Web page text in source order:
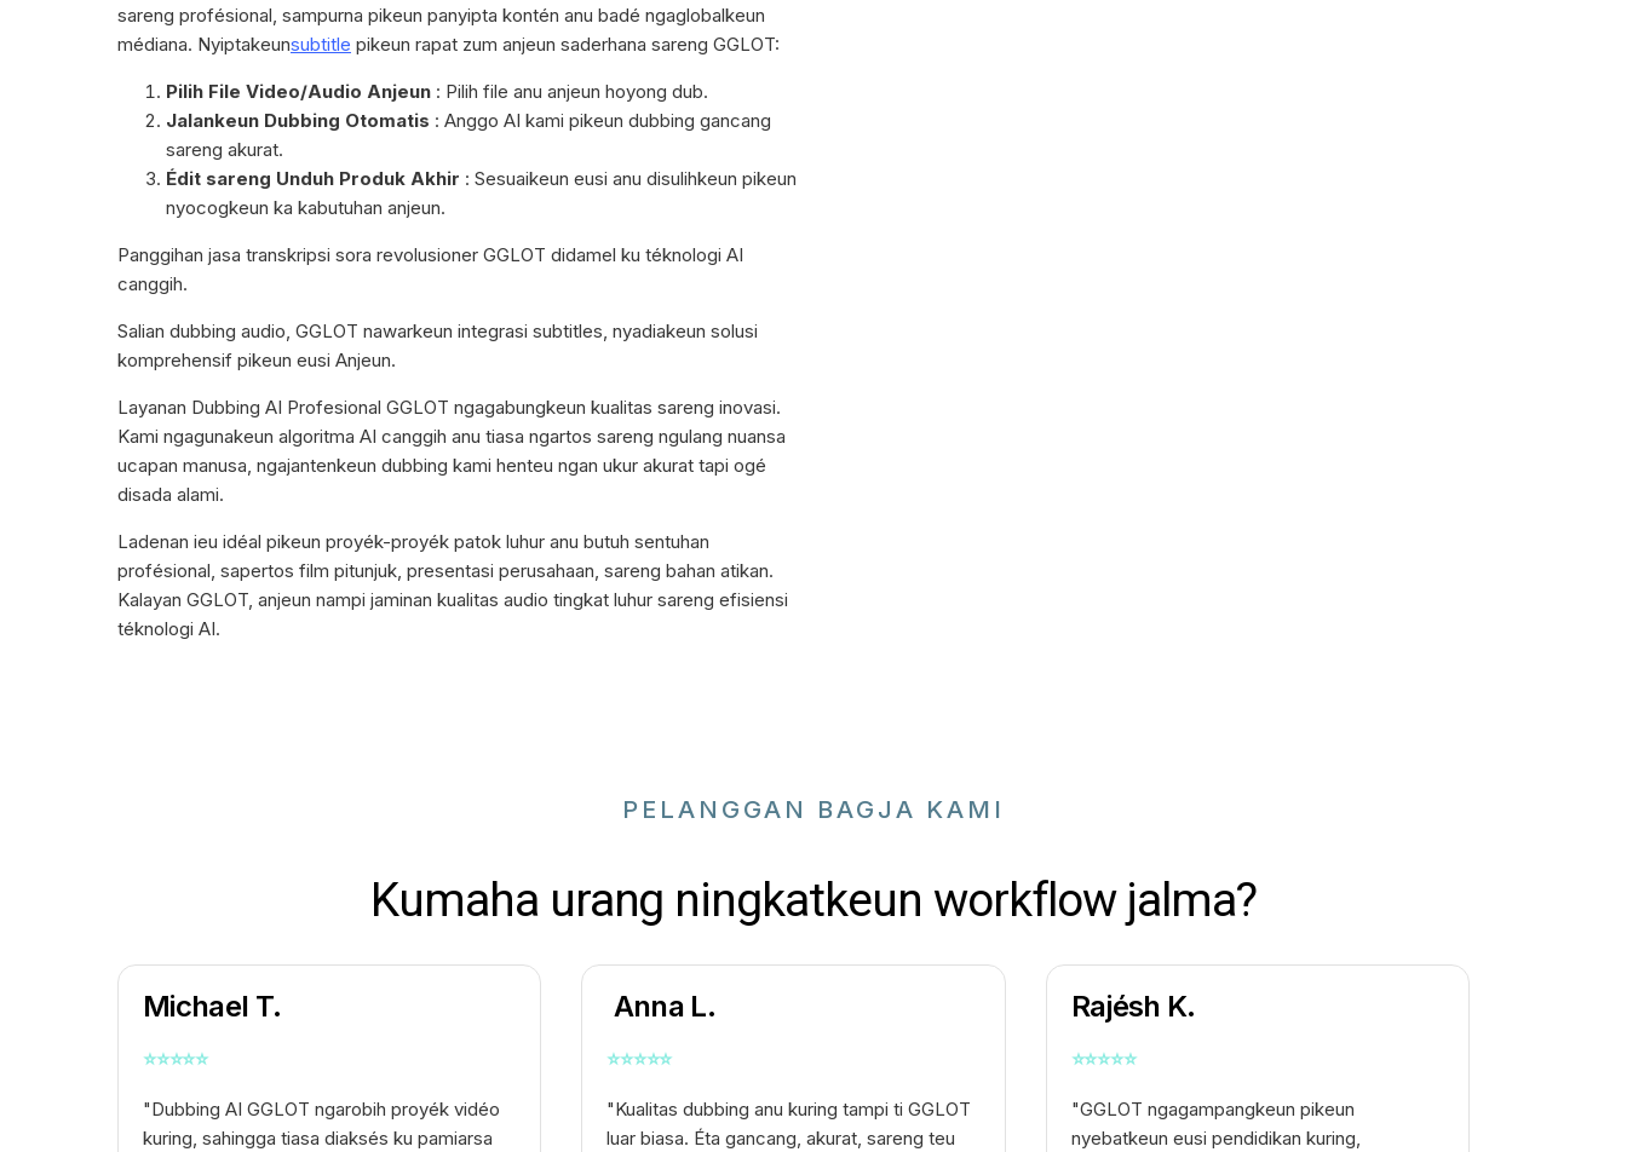
sareng profésional, sampurna pikeun panyipta kontén anu badé ngaglobalkeun
médiana. Nyiptakeunsubtitle pikeun rapat zum anjeun saderhana sareng GGLOT:
Pilih File Video/Audio Anjeun : Pilih file anu anjeun hoyong dub.
Jalankeun Dubbing Otomatis : Anggo AI kami pikeun dubbing gancang
sareng akurat.
Édit sareng Unduh Produk Akhir : Sesuaikeun eusi anu disulihkeun pikeun
nyocogkeun ka kabutuhan anjeun.
Panggihan jasa transkripsi sora revolusioner GGLOT didamel ku téknologi AI
canggih.
Salian dubbing audio, GGLOT nawarkeun integrasi subtitles, nyadiakeun solusi
komprehensif pikeun eusi Anjeun.
Layanan Dubbing AI Profesional GGLOT ngagabungkeun kualitas sareng inovasi.
Kami ngagunakeun algoritma AI canggih anu tiasa ngartos sareng ngulang nuansa
ucapan manusa, ngajantenkeun dubbing kami henteu ngan ukur akurat tapi ogé
disada alami.
Ladenan ieu idéal pikeun proyék-proyék patok luhur anu butuh sentuhan
profésional, sapertos film pitunjuk, presentasi perusahaan, sareng bahan atikan.
Kalayan GGLOT, anjeun nampi jaminan kualitas audio tingkat luhur sareng efisiensi
téknologi AI.
PELANGGAN BAGJA KAMI
Kumaha urang ningkatkeun workflow jalma?
Michael T.
⭐⭐⭐⭐⭐
"Dubbing AI GGLOT ngarobih proyék vidéo
kuring, sahingga tiasa diaksés ku pamiarsa
Anna L.
⭐⭐⭐⭐⭐
"Kualitas dubbing anu kuring tampi ti GGLOT
luar biasa. Éta gancang, akurat, sareng teu
Rajésh K.
⭐⭐⭐⭐⭐
"GGLOT ngagampangkeun pikeun
nyebatkeun eusi pendidikan kuring,